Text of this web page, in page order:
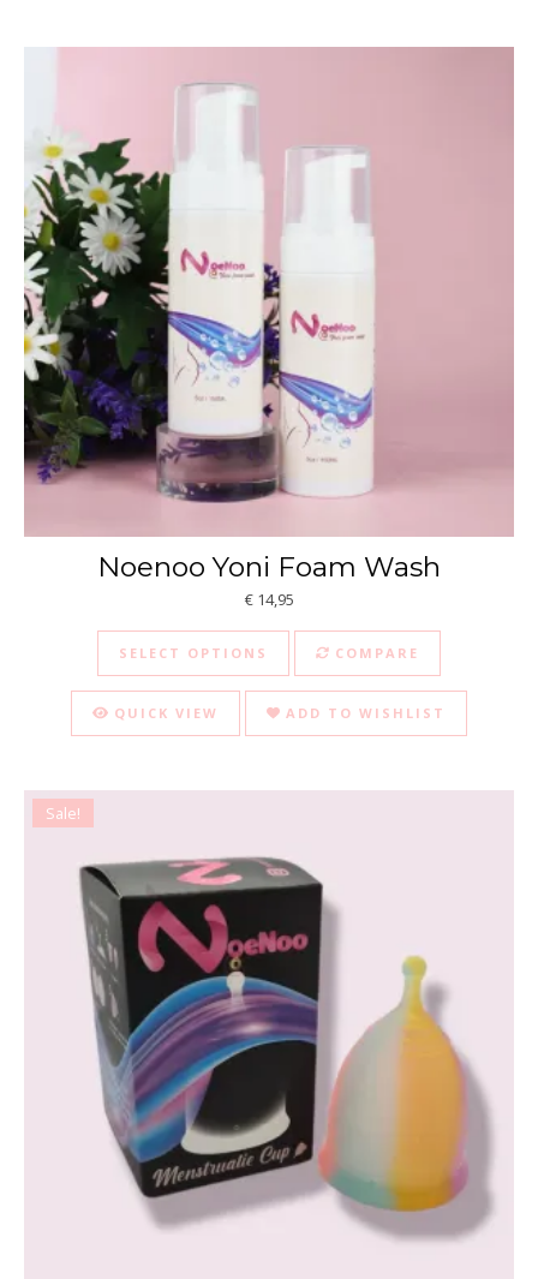
Noenoo Yoni Foam Wash
€14,95
SELECT OPTIONS COMPARE
QUICK VIEW ADD TO WISHLIST
Sale!